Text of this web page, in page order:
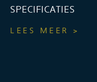
SPECIFICATIES
LEES MEER >